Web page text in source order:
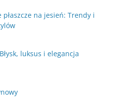
na jesień: Trendy i
luksus i elegancja